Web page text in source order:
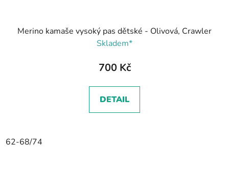
Merino kamaše vysoký pas dětské - Olivová, Crawler
Skladem*
700 Kč
DETAIL
62-68/74